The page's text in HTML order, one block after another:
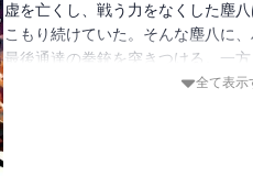
虚を亡くし、戦う力をなくした塵
こもり続けていた。そんな塵八に
最後通達の拳銃を突きつける。一
は、豊平重工の極秘施設の地下で
全て表示